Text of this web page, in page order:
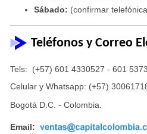
Sábado: (confirmar
Teléfonos y Correo
Tels: (+57) 601 4330527 - 601
Celular y Whatsapp: (+57)
Bogotá D.C. - Colombia.
Email: